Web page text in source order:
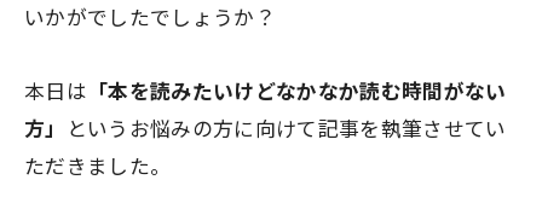
いかがでしたでしょうか？
本日は 「本を読みたいけどなかなか読む時間がない
方」
というお悩みの方に向けて記事を執筆させてい
ただきました。